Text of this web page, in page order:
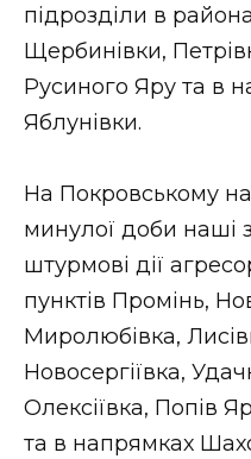
підрозділи в
Щербинівки,
Русиного Яру та в
Яблунівки.
На Покровському
минулої доби наші
штурмові дії
пунктів Промінь,
Миролюбівка,
Новосергіївка,
Олексіївка, Попів
та в напрямках